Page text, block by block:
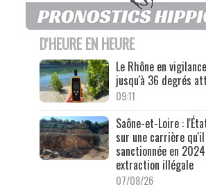
D'HEURE EN HEURE
Le Rhône en
jusqu'à 36 degrés
09:11
Saône-et-Loire :
sur une carrière
sanctionnée en
extraction illégale
07/08/26